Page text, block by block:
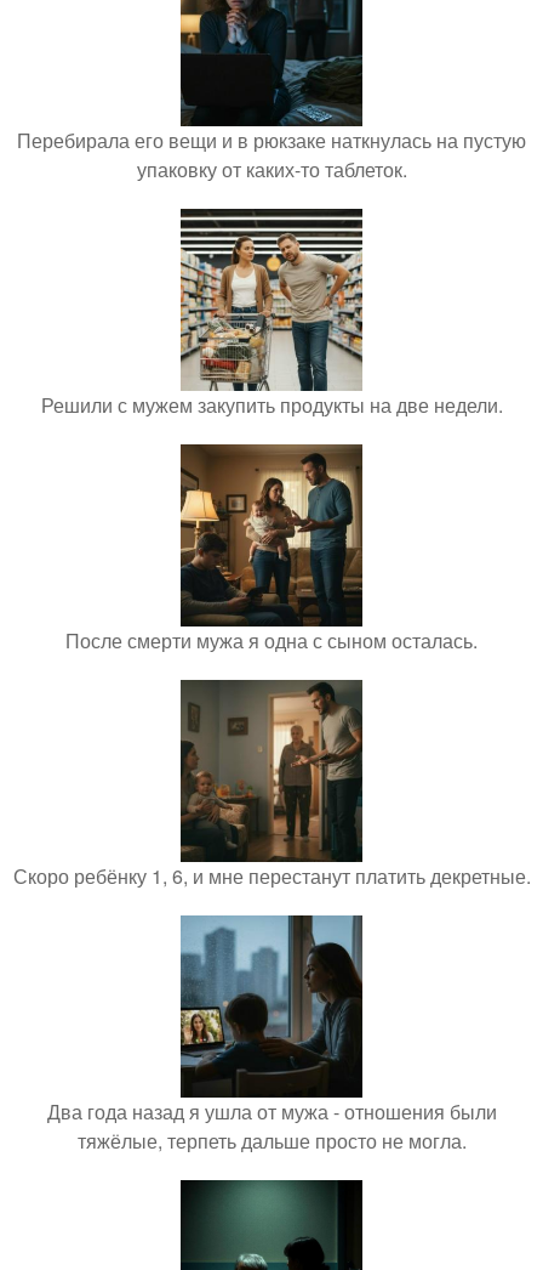
Перебирала его вещи и в рюкзаке наткнулась на пустую
упаковку от каких-то таблеток.
Решили с мужем закупить продукты на две недели.
После смерти мужа я одна с сыном осталась.
Скоро ребёнку 1, 6, и мне перестанут платить декретные.
Два года назад я ушла от мужа - отношения были
тяжёлые, терпеть дальше просто не могла.